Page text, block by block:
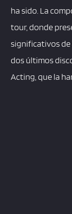
ha sido. La
tour, donde
significativos de
dos últimos
Acting, que la